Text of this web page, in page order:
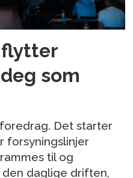
flytter
som
Det starter
forsyningslinjer
til og
den daglige driften,